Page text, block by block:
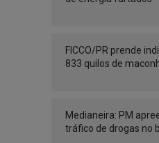
FICCO/PR prende
833 quilos de
Medianeira: PM
tráfico de drogas no